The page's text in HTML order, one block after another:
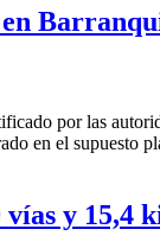
por las
en el supuesto
y 15,4